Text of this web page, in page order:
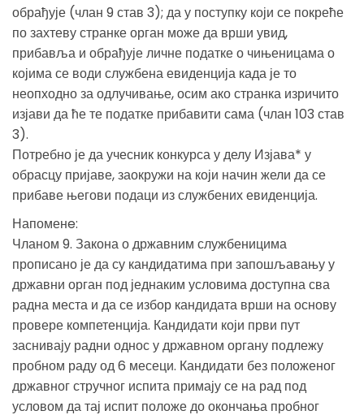
обрађује (члан 9 став 3); да у поступку који се покреће
по захтеву странке орган може да врши увид,
прибавља и обрађује личне податке о чињеницама о
којима се води службена евиденција када је то
неопходно за одлучивање, осим ако странка изричито
изјави да ће те податке прибавити сама (члан 103 став
3).
Потребно је да учесник конкурса у делу Изјава* у
обрасцу пријаве, заокружи на који начин жели да се
прибаве његови подаци из службених евиденција.
Напоменe:
Чланом 9. Закона о државним службеницима
прописано је да су кандидатима при запошљавању у
државни орган под једнаким условима доступна сва
радна места и да се избор кандидата врши на основу
провере компетенција. Кандидати који први пут
заснивају радни однос у државном органу подлежу
пробном раду од 6 месеци. Кандидати без положеног
државног стручног испита примају се на рад под
условом да тај испит положе до окончања пробног